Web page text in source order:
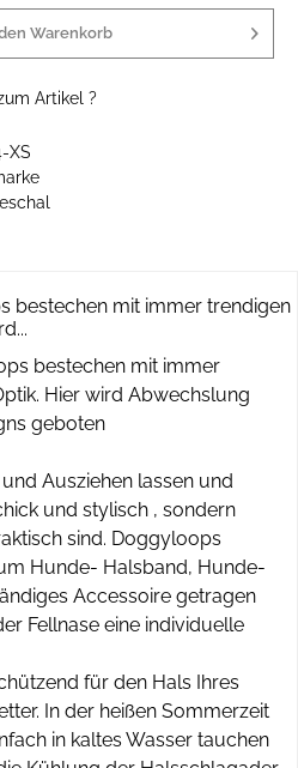
Warenkorb
Artikel ?
XS
bestechen mit immer trendigen
bestechen mit immer
Hier wird Abwechslung
geboten
Ausziehen lassen und
und stylisch , sondern
sind. Doggyloops
Hunde- Halsband, Hunde-
Accessoire getragen
Fellnase eine individuelle
für den Hals Ihres
In der heißen Sommerzeit
in kaltes Wasser tauchen